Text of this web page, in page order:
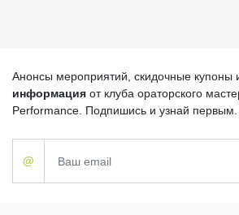
Анонсы мероприятий, скидочные купоны
информация от клуба ораторского
Performance. Подпишись и узнай первым.
@